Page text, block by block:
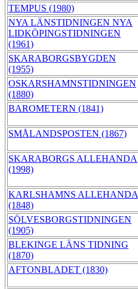
TEMPUS (1980)
NYA LÄNSTIDNINGEN NYA
LIDKÖPINGSTIDNINGEN
(1961)
SKARABORGSBYGDEN
(1955)
OSKARSHAMNSTIDNINGEN
(1880)
BAROMETERN (1841)
SMÅLANDSPOSTEN (1867)
SKARABORGS ALLEHANDA
(1998)
KARLSHAMNS ALLEHANDA
(1848)
SÖLVESBORGSTIDNINGEN
(1905)
BLEKINGE LÄNS TIDNING
(1870)
AFTONBLADET (1830)